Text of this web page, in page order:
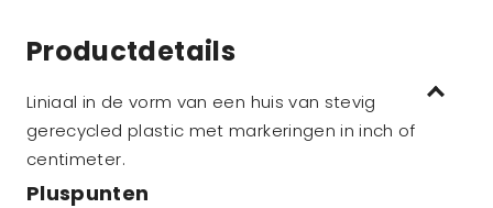
Productdetails
Liniaal in de vorm van een huis van stevig
gerecycled plastic met markeringen in inch of
centimeter.
Pluspunten